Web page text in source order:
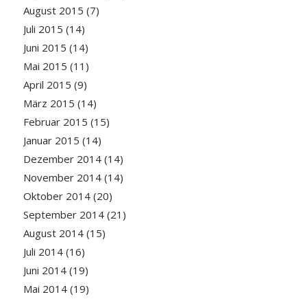
August 2015 (7)
Juli 2015 (14)
Juni 2015 (14)
Mai 2015 (11)
April 2015 (9)
März 2015 (14)
Februar 2015 (15)
Januar 2015 (14)
Dezember 2014(14)
November 2014(14)
Oktober 2014(20)
September 2014(21)
August 2014(15)
Juli 2014(16)
Juni 2014(19)
Mai 2014(19)